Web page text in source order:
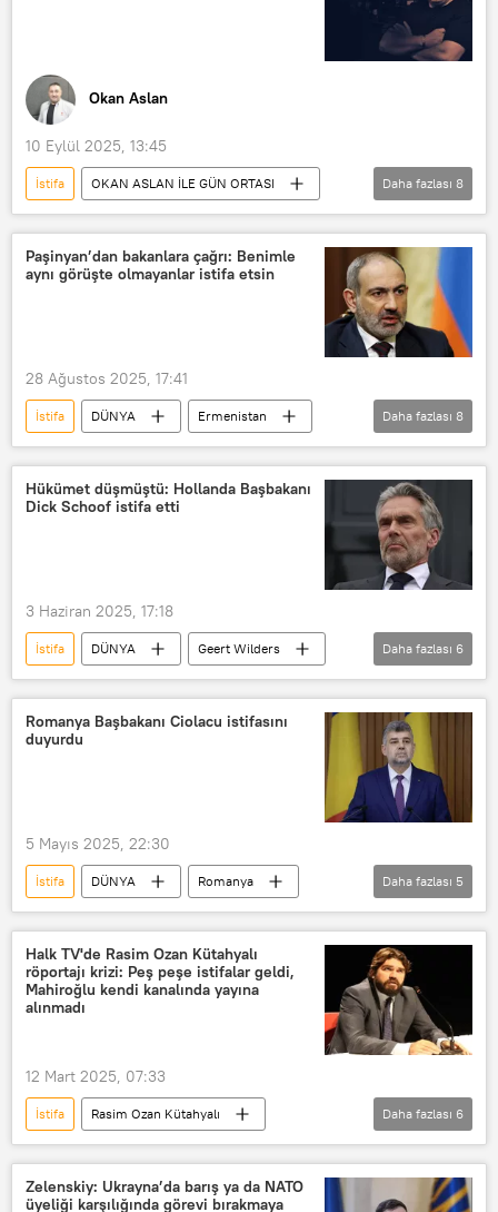
Okan Aslan
10 Eylül 2025, 13:45
İstifa
OKAN ASLAN İLE GÜN ORTASI
Beykoz
AK Parti
CHP
Alaattin Köseler
istifa
Radyo
RADYO
Radyo Sputnik
Daha fazlası 8
Paşinyan’dan bakanlara çağrı: Benimle
aynı görüşte olmayanlar istifa etsin
28 Ağustos 2025, 17:41
İstifa DÜNYA
Ermenistan
Nikol Paşinyan
Ermenistan Başbakanı Nikol Paşinyan
bakan
Samvel Karapetyan
Daha fazlası 8
Hükümet düşmüştü: Hollanda Başbakanı
Dick Schoof istifa etti
3 Haziran 2025, 17:18
İstifa DÜNYA
Geert Wilders
Dick Schoof
koalisyon
İşçi Partisi (Hollanda)
Hollanda
Hollanda hükümeti
Daha fazlası 6
Romanya Başbakanı Ciolacu istifasını
duyurdu
5 Mayıs 2025, 22:30
İstifa DÜNYA
Romanya
Başbakan
Marcel Ciolacu
Haberler
George Simion
ikinci tur
Daha fazlası 5
Halk TV'de Rasim Ozan Kütahyalı
röportajı krizi: Peş peşe istifalar geldi,
Mahiroğlu kendi kanalında yayına
alınmadı
12 Mart 2025, 07:33
İstifa
Rasim Ozan Kütahyalı
Cafer Mahiroğlu
Halk TV
YAŞAM
Serpil Yılmaz
istifa
Daha fazlası 6
Zelenskiy: Ukrayna’da barış ya da NATO
üyeliği karşılığında görevi bırakmaya